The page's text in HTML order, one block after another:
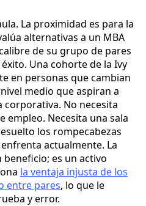
La proximidad es para la
alternativas a un MBA
de su grupo de pares
Una cohorte de la Ivy
en personas que cambian
medio que aspiran a
corporativa. No necesita
empleo. Necesita una sala
los rompecabezas
actualmente. La
es un activo
la ventaja injusta de los
entre pares, lo que le
y error.